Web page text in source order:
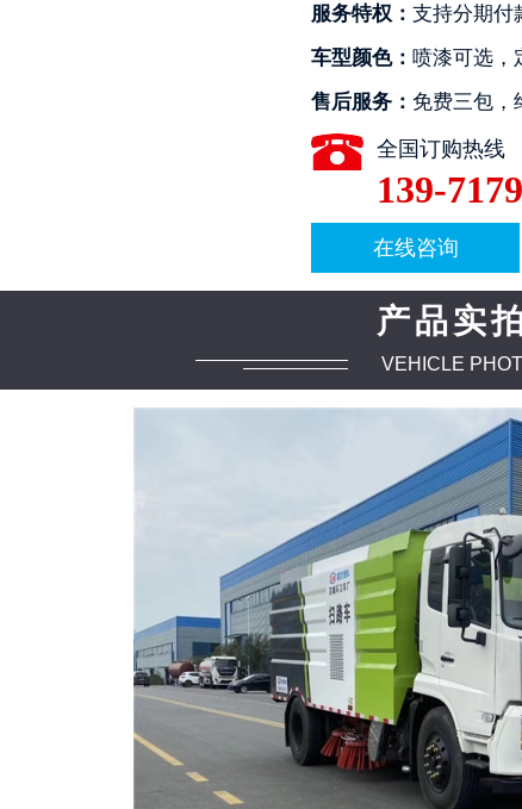
服务特权： 支持分期付
车型颜色： 喷漆可选，
售后服务： 免费三包，
在线咨询
全国订购热线
139-
产品实
VEHICLE